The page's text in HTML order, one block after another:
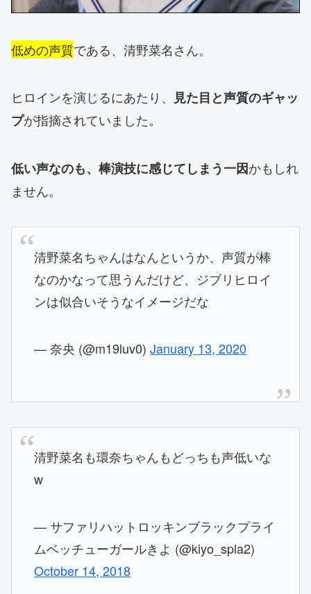
低めの声質である、清野菜名さん。
ヒロインを演じるにあたり、 見た目と声質のギャッ
プが指摘されていました。
低い声なのも、棒演技に感じてしまう一因かもしれ
ません。
清野菜名ちゃんはなんというか、声質が棒
なのかなって思うんだけど、ジブリヒロイ
ンは似合いそうなイメージだな
— 奈央 (@m19luv0)January 13, 2020
清野菜名も環奈ちゃんもどっちも声低いな
w
— サファリハットロッキンブラックプライ
ムベッチューガールきよ (@kiyo_spla2)
October 14, 2018